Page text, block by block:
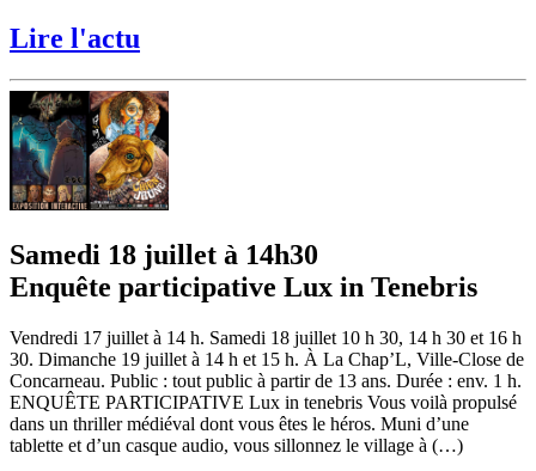
Lire l'actu
Samedi 18 juillet à 14h30
Enquête participative Lux in Tenebris
Vendredi 17 juillet à 14 h. Samedi 18 juillet 10 h 30, 14 h 30 et 16 h
30. Dimanche 19 juillet à 14 h et 15 h. À La Chap’L, Ville-Close de
Concarneau. Public : tout public à partir de 13 ans. Durée : env. 1 h.
ENQUÊTE PARTICIPATIVE Lux in tenebris Vous voilà propulsé
dans un thriller médiéval dont vous êtes le héros. Muni d’une
tablette et d’un casque audio, vous sillonnez le village à (…)